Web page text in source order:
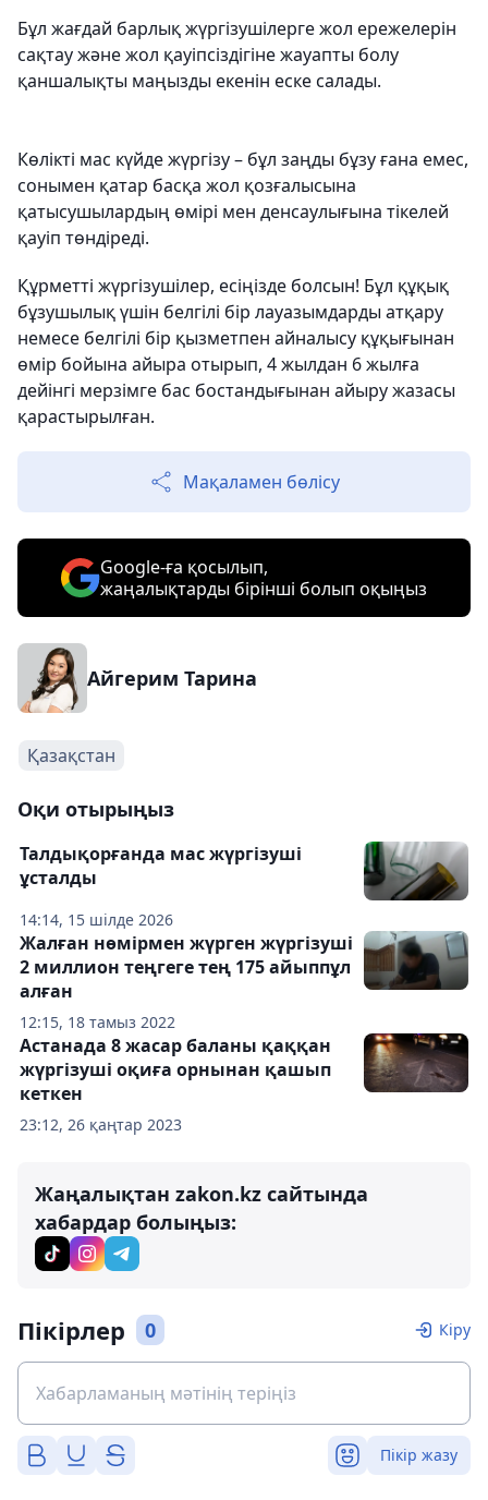
Бұл жағдай барлық жүргізушілерге жол ережелерін
сақтау және жол қауіпсіздігіне жауапты болу
қаншалықты маңызды екенін еске салады.
Көлікті мас күйде жүргізу – бұл заңды бұзу ғана емес,
сонымен қатар басқа жол қозғалысына
қатысушылардың өмірі мен денсаулығына тікелей
қауіп төндіреді.
Құрметті жүргізушілер, есіңізде болсын! Бұл құқық
бұзушылық үшін белгілі бір лауазымдарды атқару
немесе белгілі бір қызметпен айналысу құқығынан
өмір бойына айыра отырып, 4 жылдан 6 жылға
дейінгі мерзімге бас бостандығынан айыру жазасы
қарастырылған.
Мақаламен бөлісу
Google-ға қосылып,
жаңалықтарды бірінші болып оқыңыз
Айгерим Тарина
Қазақстан
Оқи отырыңыз
14:14, 15 шілде 2026
Талдықорғанда мас жүргізуші
ұсталды
12:15, 18 тамыз 2022
Жалған нөмірмен жүрген жүргізуші
2 миллион теңгеге тең 175 айыппұл
алған
23:12, 26 қаңтар 2023
Астанада 8 жасар баланы қаққан
жүргізуші оқиға орнынан қашып
кеткен
Жаңалықтан zakon.kz сайтында
хабардар болыңыз:
Пікірлер 0 Кіру
Пікір жазу